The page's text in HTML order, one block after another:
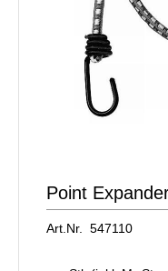
Point
Art.Nr. 547110